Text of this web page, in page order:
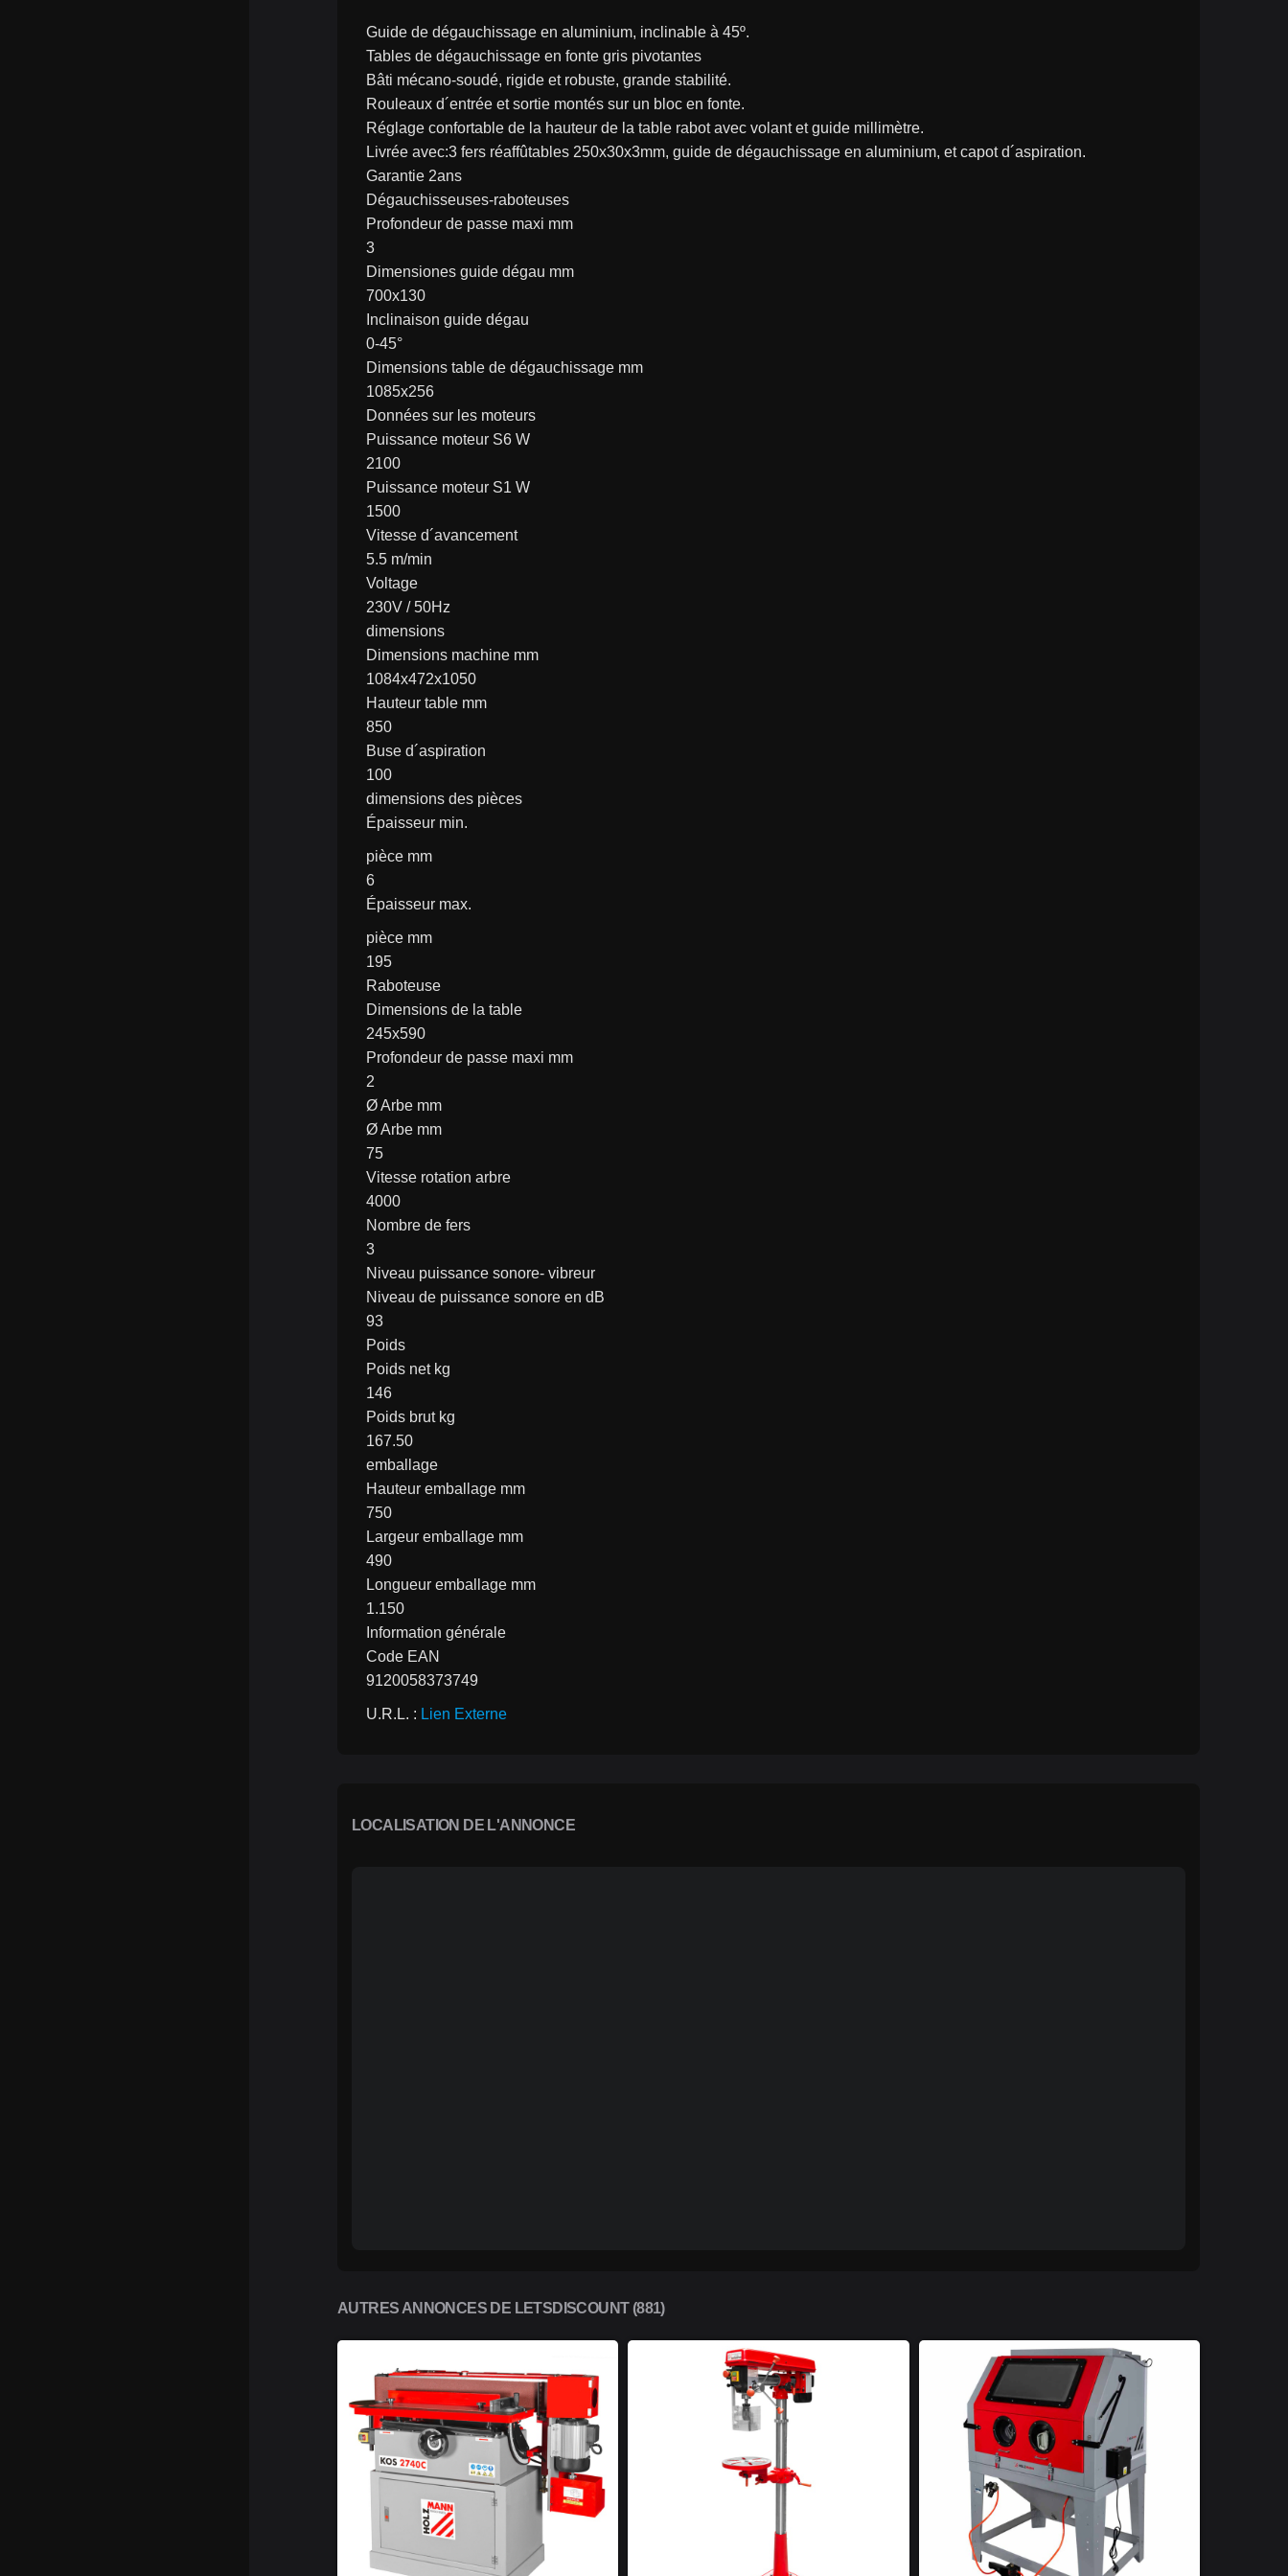
Guide de dégauchissage en aluminium, inclinable à 45º.
Tables de dégauchissage en fonte gris pivotantes
Bâti mécano-soudé, rigide et robuste, grande stabilité.
Rouleaux d´entrée et sortie montés sur un bloc en fonte.
Réglage confortable de la hauteur de la table rabot avec volant et guide millimètre.
Livrée avec:3 fers réaffûtables 250x30x3mm, guide de dégauchissage en aluminium, et capot d´aspiration.
Garantie 2ans
Dégauchisseuses-raboteuses
Profondeur de passe maxi mm
3
Dimensiones guide dégau mm
700x130
Inclinaison guide dégau
0-45°
Dimensions table de dégauchissage mm
1085x256
Données sur les moteurs
Puissance moteur S6 W
2100
Puissance moteur S1 W
1500
Vitesse d´avancement
5.5 m/min
Voltage
230V / 50Hz
dimensions
Dimensions machine mm
1084x472x1050
Hauteur table mm
850
Buse d´aspiration
100
dimensions des pièces
Épaisseur min.
pièce mm
6
Épaisseur max.
pièce mm
195
Raboteuse
Dimensions de la table
245x590
Profondeur de passe maxi mm
2
Ø Arbe mm
Ø Arbe mm
75
Vitesse rotation arbre
4000
Nombre de fers
3
Niveau puissance sonore- vibreur
Niveau de puissance sonore en dB
93
Poids
Poids net kg
146
Poids brut kg
167.50
emballage
Hauteur emballage mm
750
Largeur emballage mm
490
Longueur emballage mm
1.150
Information générale
Code EAN
9120058373749
U.R.L. : Lien Externe
LOCALISATION DE L'ANNONCE
AUTRES ANNONCES DE LETSDISCOUNT (881)